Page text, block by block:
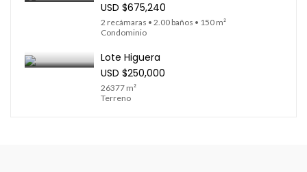
USD $675,240
2 recámaras • 2.00 baños • 150 m²
Condominio
Lote Higuera
USD $250,000
26377 m²
Terreno